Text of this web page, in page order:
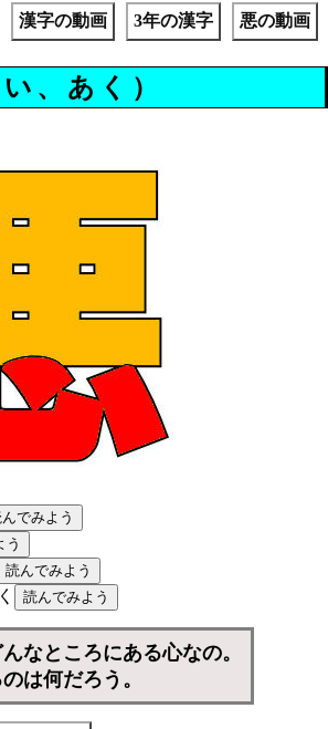
漢字の動画 3年の漢字 悪の動画
、あく）
なところにある心なの。
は何だろう。